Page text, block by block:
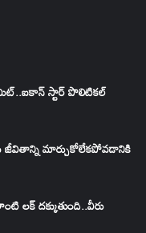
స్టార్ పొలిటికల్
జీవితాన్ని మార్చుకోలేకపోవడానికి
లక్ దక్కుతుంది..వీరు